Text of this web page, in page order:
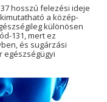
hosszú felezési ideje
a közép-
különösen
131, mert ez
és sugárzási
egészségügyi